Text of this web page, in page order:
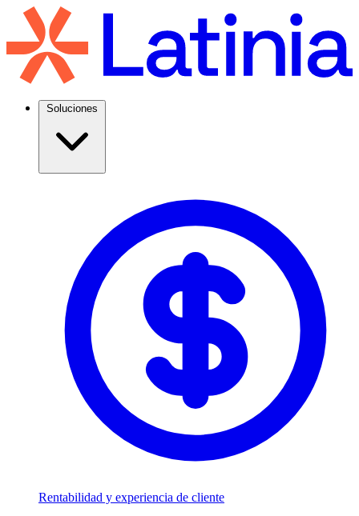
Soluciones
Rentabilidad y experiencia de cliente